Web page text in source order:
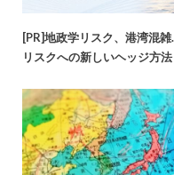
[PR]地政学リスク、港湾混
リスクへの新しいヘッジ方